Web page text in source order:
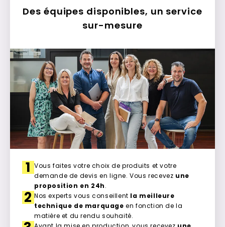
Des équipes disponibles, un service
sur-mesure
1 Vous faites votre choix de produits et votre
demande de devis en ligne. Vous recevez une
proposition en 24h.
2 Nos experts vous conseillent la meilleure
technique de marquage en fonction de la
matière et du rendu souhaité.